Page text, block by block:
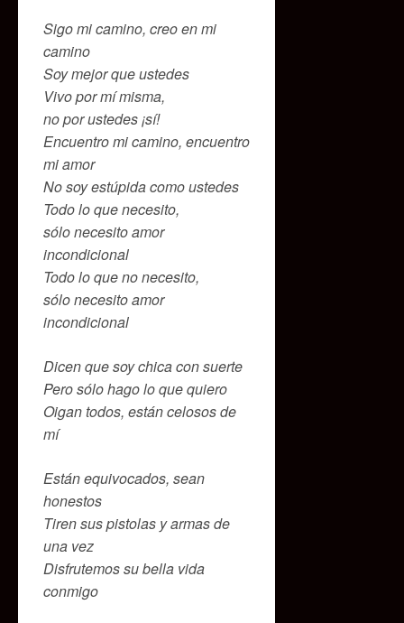
Sigo mi camino, creo en mi
camino
Soy mejor que ustedes
Vivo por mí misma,
no por ustedes ¡sí!
Encuentro mi camino, encuentro
mi amor
No soy estúpida como ustedes
Todo lo que necesito,
sólo necesito amor
incondicional
Todo lo que no necesito,
sólo necesito amor
incondicional
Dicen que soy chica con suerte
Pero sólo hago lo que quiero
Oigan todos, están celosos de
mí
Están equivocados, sean
honestos
Tiren sus pistolas y armas de
una vez
Disfrutemos su bella vida
conmigo